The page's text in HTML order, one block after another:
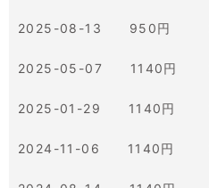
2025-08-13 950円
2025-05-07 1140円
2025-01-29 1140円
2024-11-06 1140円